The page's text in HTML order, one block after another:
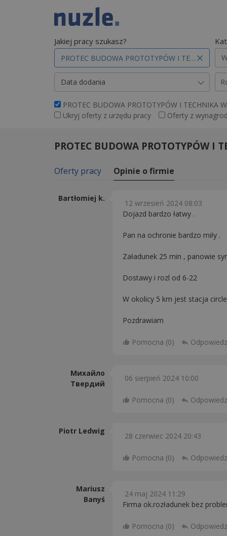
Jakiej pracy szukasz?
Data dodania
PROTEC BUDOWA PROTOTYPÓW I TECHNIKA
Ukryj oferty z urzędu pracy
Oferty z
PROTEC BUDOWA PROTOTYPÓW I
Oferty pracy Opinie o firmie
Bartłomiej k.
12 wrzesień 2024 08:03
Dojazd bardzo łatwy .
Pan na ochronie bardzo miły .
Załadunek 25 min , panowie
Dostawy i rozl od 6-22
W okolicy 5 km jest stacja
Pozdrawiam
Pomocna (0) Odpowiedz
Михайло
Твердий
06 sierpień 2024 10:00
Pomocna (0) Odpowiedz
Piotr Ledwig
28 czerwiec 2024 20:43
Pomocna (0) Odpowiedz
Mariusz
Banyś
24 maj 2024 11:29
Firma ok.rozładunek bez
Pomocna (0) Odpowiedz